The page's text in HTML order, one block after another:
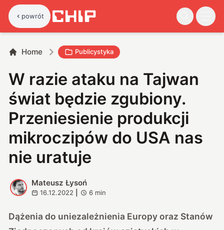
powrót
Home Publicystyka
W razie ataku na Tajwan
świat będzie zgubiony.
Przeniesienie produkcji
mikroczipów do USA nas
nie uratuje
M
Mateusz Łysoń
16.12.2022 6 min
Dążenia do uniezależnienia Europy oraz Stanów